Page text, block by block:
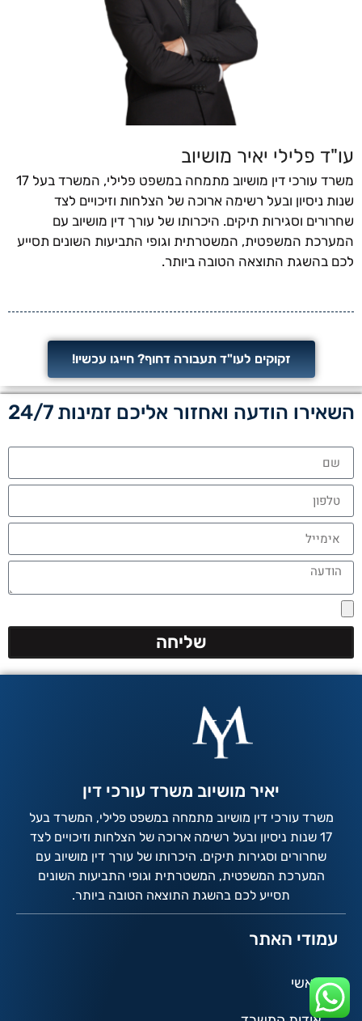
עו"ד פלילי יאיר מושיוב
משרד עורכי דין מושיוב מתמחה במשפט פלילי, המשרד בעל 17
שנות ניסיון ובעל רשימה ארוכה של הצלחות וזיכויים לצד
שחרורים וסגירות תיקים. היכרותו של עורך דין מושיוב עם
המערכת המשפטית, המשטרתית וגופי התביעות השונים תסייע
לכם בהשגת התוצאה הטובה ביותר.
זקוקים לעו"ד תעבורה דחוף? חייגו עכשיו!
השאירו הודעה ואחזור אליכם זמינות 24/7
שליחה
יאיר מושיוב משרד עורכי דין
משרד עורכי דין מושיוב מתמחה במשפט פלילי, המשרד בעל
17 שנות ניסיון ובעל רשימה ארוכה של הצלחות וזיכויים לצד
שחרורים וסגירות תיקים. היכרותו של עורך דין מושיוב עם
המערכת המשפטית, המשטרתית וגופי התביעות השונים
תסייע לכם בהשגת התוצאה הטובה ביותר.
עמודי האתר
ראשי